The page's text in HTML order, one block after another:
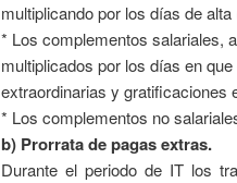
multiplicando por los días de
* Los complementos salariales,
multiplicados por los días en
extraordinarias y gratificaciones
* Los complementos no
b) Prorrata de pagas extras.
Durante el periodo de IT los